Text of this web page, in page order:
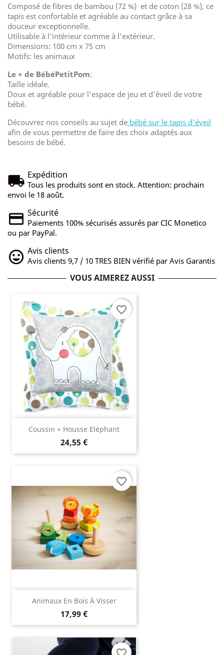
Composé de fibres de bambou (72 %) et de coton (28 %), ce
tapis est confortable et agréable au contact grâce à sa
douceur exceptionnelle.
Utilisable à l'intérieur comme à l'extérieur.
Dimensions: 100 cm x 75 cm
Motifs: les animaux
Le + de BébéPetitPom:
Taille idéale.
Doux et agréable pour l'espace de jeu et d'éveil de votre
bébé.
Découvrez nos conseils au sujet de bébé sur le tapis d'éveil
afin de vous permettre de faire des choix adaptés aux
besoins de bébé.
Expédition
Tous les produits sont en stock. Attention: prochain
envoi le 18 août.
Sécurité
Paiements 100% sécurisés assurés par CIC Monetico
ou par PayPal.
Avis clients
Avis clients 9,7 / 10 TRES BIEN vérifié par Avis Garantis
VOUS AIMEREZ AUSSI
Coussin + Housse Eléphant
24,55 €
favorite_border
Animaux En Bois À Visser
17,99 €
favorite_border